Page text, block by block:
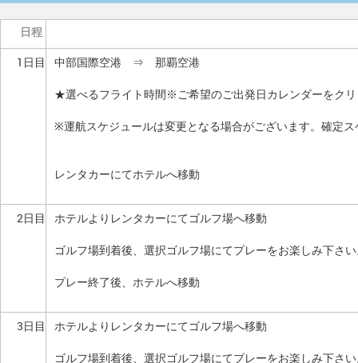
日程
1日目
中部国際空港 ⇒ 那覇空港
★選べるフライト時間※ご希望のご出発日カレンダーをク
※運航スケジュールは変更となる場合がございます。確定
レンタカーにてホテルへ移動
2日目 ホテルよりレンタカーにてゴルフ場へ移動
ゴルフ場到着後、選択ゴルフ場にてプレーをお楽しみ下さ
プレー終了後、ホテルへ移動
3日目 ホテルよりレンタカーにてゴルフ場へ移動
ゴルフ場到着後、選択ゴルフ場にてプレーをお楽しみ下さ